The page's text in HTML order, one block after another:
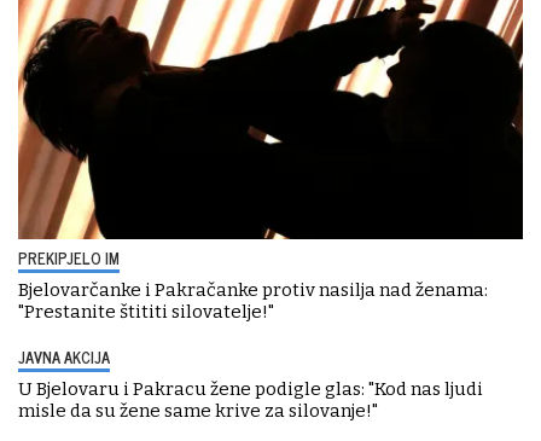
PREKIPJELO IM
Bjelovarčanke i Pakračanke protiv nasilja nad ženama:
"Prestanite štititi silovatelje!"
JAVNA AKCIJA
U Bjelovaru i Pakracu žene podigle glas: "Kod nas ljudi
misle da su žene same krive za silovanje!"